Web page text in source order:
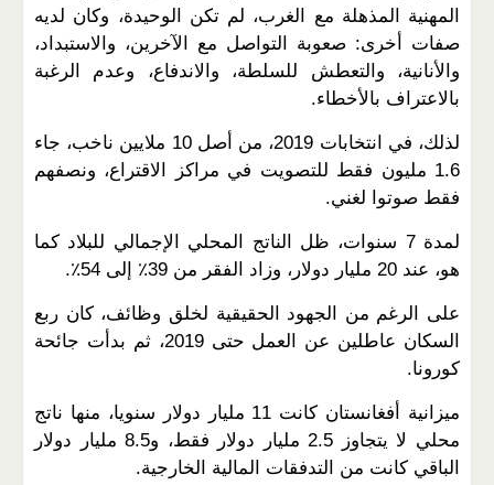
المهنية المذهلة مع الغرب، لم تكن الوحيدة، وكان لديه
صفات أخرى: صعوبة التواصل مع الآخرين، والاستبداد،
والأنانية، والتعطش للسلطة، والاندفاع، وعدم الرغبة
بالاعتراف بالأخطاء.
لذلك، في انتخابات 2019، من أصل 10 ملايين ناخب، جاء
1.6 مليون فقط للتصويت في مراكز الاقتراع، ونصفهم
فقط صوتوا لغني.
لمدة 7 سنوات، ظل الناتج المحلي الإجمالي للبلاد كما
هو، عند 20 مليار دولار، وزاد الفقر من 39٪ إلى 54٪.
على الرغم من الجهود الحقيقية لخلق وظائف، كان ربع
السكان عاطلين عن العمل حتى 2019، ثم بدأت جائحة
كورونا.
ميزانية أفغانستان كانت 11 مليار دولار سنويا، منها ناتج
محلي لا يتجاوز 2.5 مليار دولار فقط، و8.5 مليار دولار
الباقي كانت من التدفقات المالية الخارجية.